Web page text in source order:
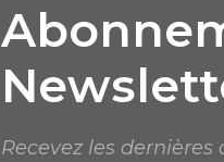
Recevez les